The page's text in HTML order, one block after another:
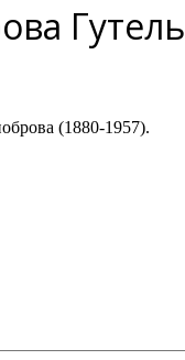
Гутель
(1880-1957).